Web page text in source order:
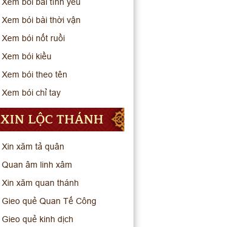
Xem bói bài thời vận
Xem bói nốt ruồi
Xem bói kiều
Xem bói theo tên
Xem bói chỉ tay
XIN LỘC THÁNH
Xin xăm tả quân
Quan âm linh xâm
Xin xăm quan thánh
Gieo quẻ Quan Tế Công
Gieo quẻ kinh dịch